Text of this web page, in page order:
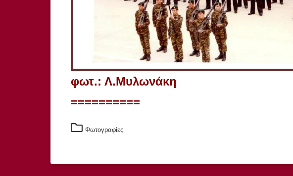
φωτ.: Λ.Μυλωνάκη
==========
Φωτογραφίες